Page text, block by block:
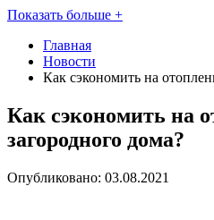
Показать больше +
Главная
Новости
Как сэкономить на
Как сэкономить на
загородного дома?
Опубликовано: 03.08.2021